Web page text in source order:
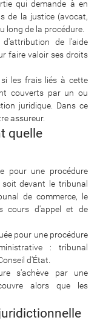
qui demande à en
de la justice (avocat,
long de la procédure.
de l'aide
faire valoir ses droits
les frais liés à cette
couverts par un ou
juridique. Dans ce
assureur.
quelle
pour une procédure
devant le tribunal
de commerce, le
cours d'appel et de
pour une procédure
: tribunal
d'État.
s'achève par une
alors que les